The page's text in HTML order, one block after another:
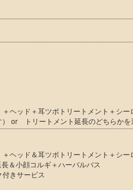
ヘッド＋耳ツボトリートメント＋シー
or トリートメント延長のどちらかを
ヘッド＆耳ツボトリートメント＋シー
小顔コルギ＋ハーバルバス
きサービス